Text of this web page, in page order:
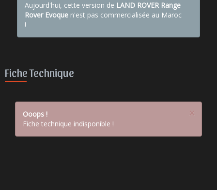
Aujourd'hui, cette version de LAND ROVER Range
Rover Evoque n'est pas commercialisée au Maroc
!
Fiche Technique
×
Ooops !
Fiche technique indisponible !